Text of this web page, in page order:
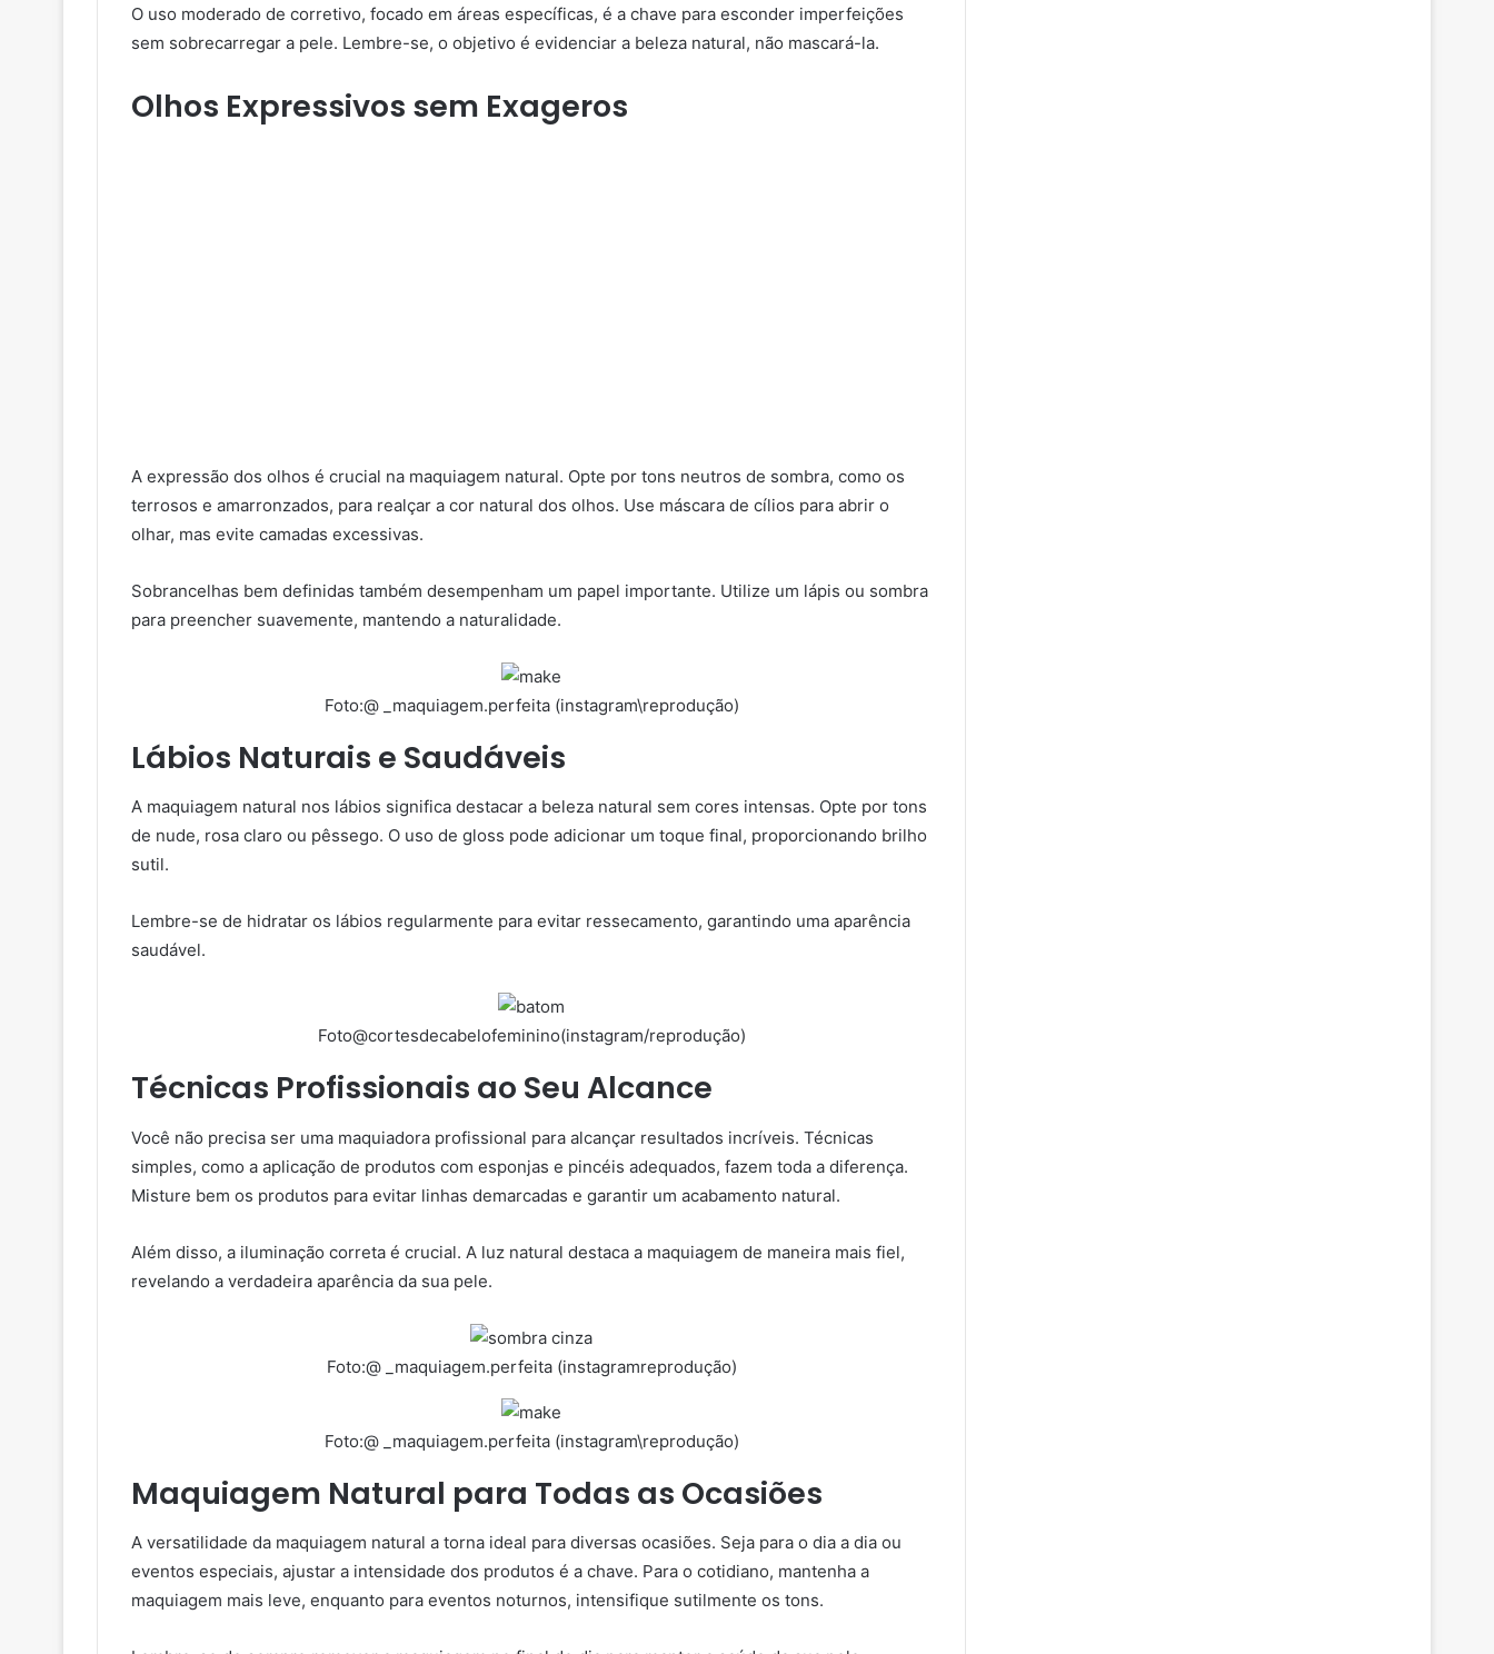
O uso moderado de corretivo, focado em áreas específicas, é a chave para esconder imperfeições
sem sobrecarregar a pele. Lembre-se, o objetivo é evidenciar a beleza natural, não mascará-la.
Olhos Expressivos sem Exageros
A expressão dos olhos é crucial na maquiagem natural. Opte por tons neutros de sombra, como os
terrosos e amarronzados, para realçar a cor natural dos olhos. Use máscara de cílios para abrir o
olhar, mas evite camadas excessivas.
Sobrancelhas bem definidas também desempenham um papel importante. Utilize um lápis ou sombra
para preencher suavemente, mantendo a naturalidade.
Foto:@ _maquiagem.perfeita (instagram\reprodução)
Lábios Naturais e Saudáveis
A maquiagem natural nos lábios significa destacar a beleza natural sem cores intensas. Opte por tons
de nude, rosa claro ou pêssego. O uso de gloss pode adicionar um toque final, proporcionando brilho
sutil.
Lembre-se de hidratar os lábios regularmente para evitar ressecamento, garantindo uma aparência
saudável.
Foto@cortesdecabelofeminino(instagram/reprodução)
Técnicas Profissionais ao Seu Alcance
Você não precisa ser uma maquiadora profissional para alcançar resultados incríveis. Técnicas
simples, como a aplicação de produtos com esponjas e pincéis adequados, fazem toda a diferença.
Misture bem os produtos para evitar linhas demarcadas e garantir um acabamento natural.
Além disso, a iluminação correta é crucial. A luz natural destaca a maquiagem de maneira mais fiel,
revelando a verdadeira aparência da sua pele.
Foto:@ _maquiagem.perfeita (instagramreprodução)
Foto:@ _maquiagem.perfeita (instagram\reprodução)
Maquiagem Natural para Todas as Ocasiões
A versatilidade da maquiagem natural a torna ideal para diversas ocasiões. Seja para o dia a dia ou
eventos especiais, ajustar a intensidade dos produtos é a chave. Para o cotidiano, mantenha a
maquiagem mais leve, enquanto para eventos noturnos, intensifique sutilmente os tons.